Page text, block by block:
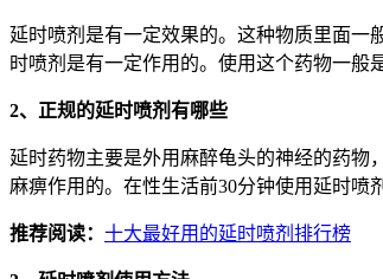
延时喷剂是有一定效果的。这种物质里面一
时喷剂是有一定作用的。使用这个药物一般
2、正规的延时喷剂有哪些
延时药物主要是外用麻醉龟头的神经的药物
麻痹作用的。在性生活前30分钟使用延时喷
推荐阅读： 十大最好用的延时喷剂排行榜